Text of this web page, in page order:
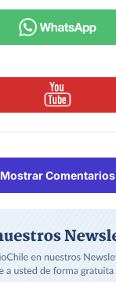
Mostrar Comentarios